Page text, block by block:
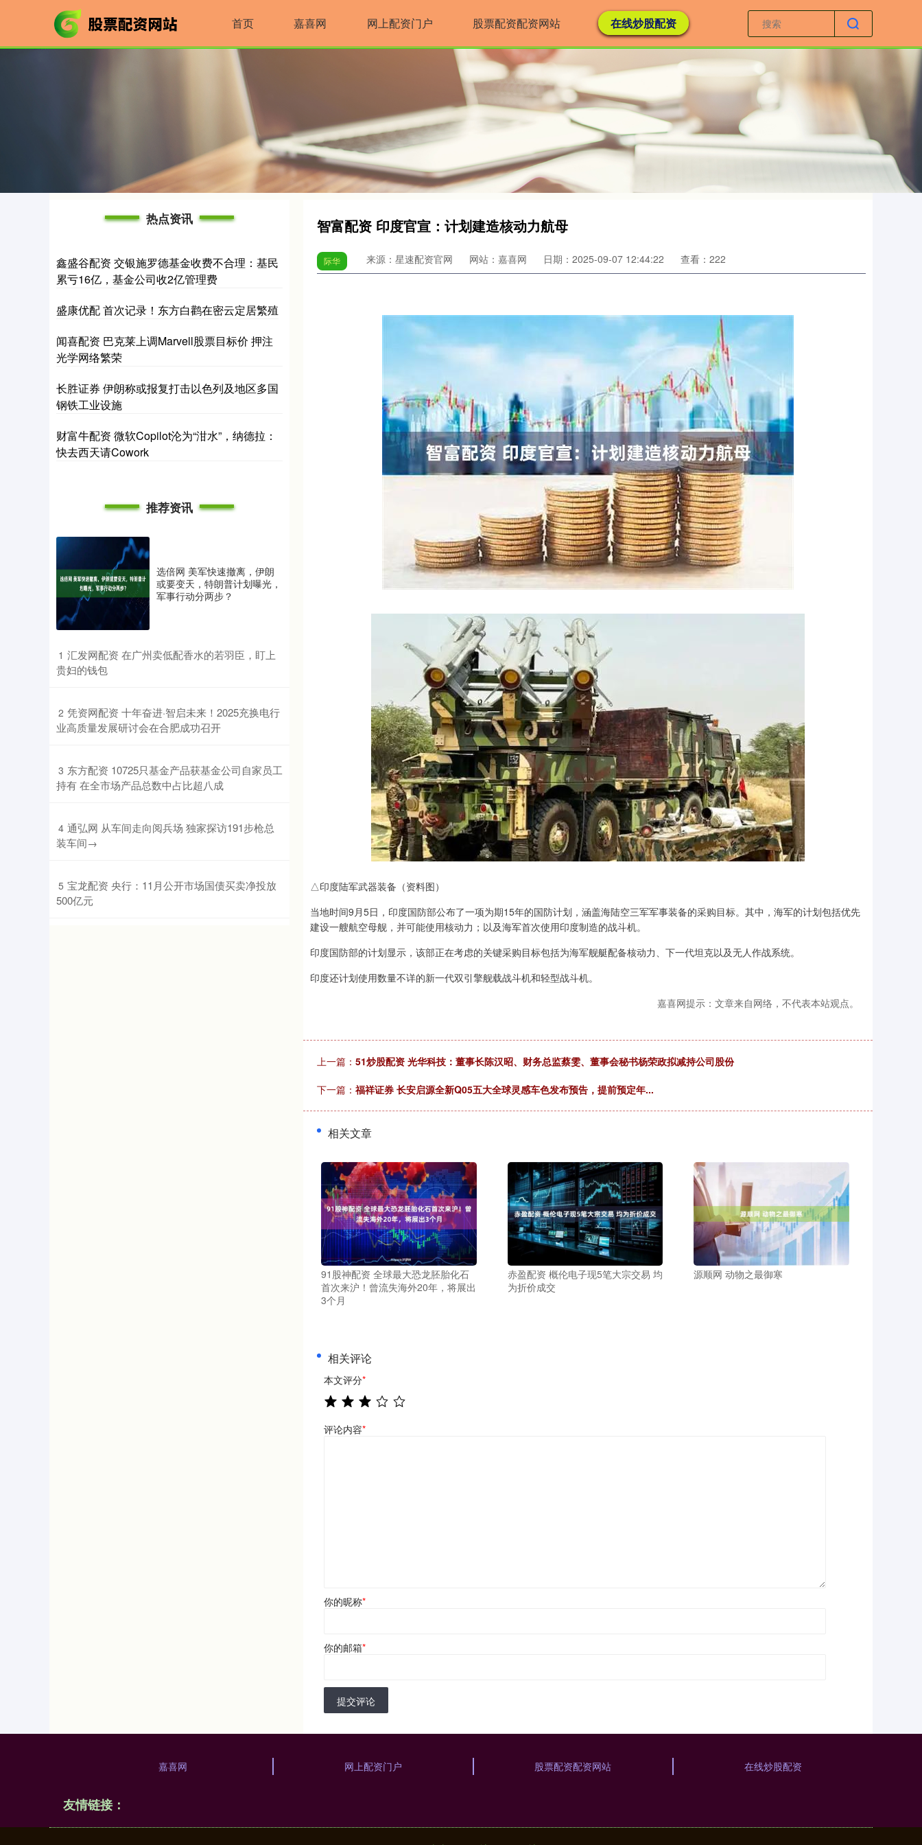
首页 嘉喜网 网上配资门户 股票配资配资网站 在线炒股配资
智富配资 印度官宣：计划建造核动力航母
际华 来源：星速配资官网 网站：嘉喜网 日期：2025-09-07 12:44:22 查看：222
△印度陆军武器装备（资料图）
当地时间9月5日，印度国防部公布了一项为期15年的国防计划，涵盖海陆空三军军事装备的采购目标。其中，海军的计划包括优先
建设一艘航空母舰，并可能使用核动力；以及海军首次使用印度制造的战斗机。
印度国防部的计划显示，该部正在考虑的关键采购目标包括为海军舰艇配备核动力、下一代坦克以及无人作战系统。
印度还计划使用数量不详的新一代双引擎舰载战斗机和轻型战斗机。
嘉喜网提示：文章来自网络，不代表本站观点。
上一篇： 51炒股配资 光华科技：董事长陈汉昭、财务总监蔡雯、董事会秘书杨荣政拟减持公司股份
下一篇： 福祥证券 长安启源全新Q05五大全球灵感车色发布预告，提前预定年...
相关文章
91股神配资 全球最大恐龙胚胎化石
首次来沪！曾流失海外20年，将展出
3个月
赤盈配资 概伦电子现5笔大宗交易 均
为折价成交
源顺网 动物之最御寒
相关评论
本文评分*
评论内容*
你的昵称*
你的邮箱*
提交评论
热点资讯
鑫盛谷配资 交银施罗德基金收费不合理：基民
累亏16亿，基金公司收2亿管理费
盛康优配 首次记录！东方白鹳在密云定居繁殖
闻喜配资 巴克莱上调Marvell股票目标价 押注
光学网络繁荣
长胜证券 伊朗称或报复打击以色列及地区多国
钢铁工业设施
财富牛配资 微软Copilot沦为“泔水”，纳德拉：
快去西天请Cowork
推荐资讯
选倍网 美军快速撤离，伊朗
或要变天，特朗普计划曝光，
军事行动分两步？
1 ​汇发网配资 在广州卖低配香水的若羽臣，盯上
贵妇的钱包
2 ​凭资网配资 十年奋进·智启未来！2025充换电行
业高质量发展研讨会在合肥成功召开
3 ​东方配资 10725只基金产品获基金公司自家员工
持有 在全市场产品总数中占比超八成
4 ​通弘网 从车间走向阅兵场 独家探访191步枪总
装车间→
5 ​宝龙配资 央行：11月公开市场国债买卖净投放
500亿元
嘉喜网 网上配资门户 股票配资配资网站 在线炒股配资
友情链接：